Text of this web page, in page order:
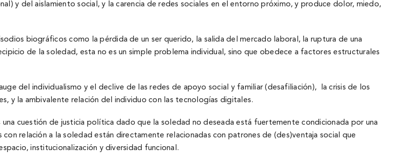
y del aislamiento social, y la carencia de redes sociales en el entorno próximo, y produce dolor, miedo,
biográficos como la pérdida de un ser querido, la salida del mercado laboral, la ruptura de una
de la soledad, esta no es un simple problema individual, sino que obedece a factores estructurales
del individualismo y el declive de las redes de apoyo social y familiar (desafiliación), la crisis de los
y la ambivalente relación del individuo con las tecnologí­as digitales.
cuestión de justicia polí­tica dado que la soledad no deseada está fuertemente condicionada por una
relación a la soledad están directamente relacionadas con patrones de (des)ventaja social que
institucionalización y diversidad funcional.